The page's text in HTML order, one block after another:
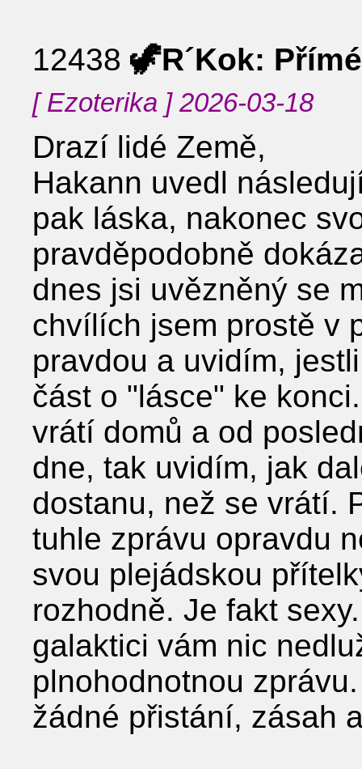
12438 🦖R´Kok:
[ Ezoterika ] 2026-03-18
Drazí lidé Země,
Hakann uvedl
pak láska, nakonec
pravděpodobně
dnes jsi uvězněný se
chvílích jsem prostě v
pravdou a uvidím,
část o "lásce" ke
vrátí domů a od
dne, tak uvidím, jak
dostanu, než se vrátí.
tuhle zprávu opravdu
svou plejádskou
rozhodně. Je fakt
galaktici vám nic
plnohodnotnou
žádné přistání, zásah